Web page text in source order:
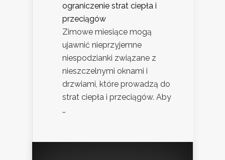
ograniczenie strat ciepła i
przeciągów
Zimowe miesiące mogą
ujawnić nieprzyjemne
niespodzianki związane z
nieszczelnymi oknami i
drzwiami, które prowadzą do
strat ciepła i przeciągów. Aby
…